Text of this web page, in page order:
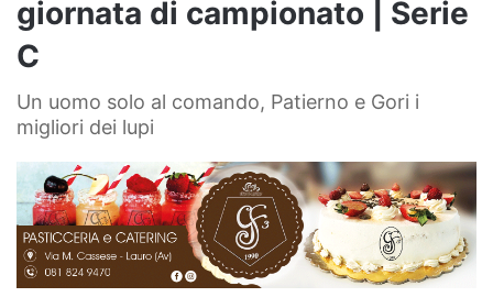
giornata di campionato | Serie
C
Un uomo solo al comando, Patierno e Gori i
migliori dei lupi